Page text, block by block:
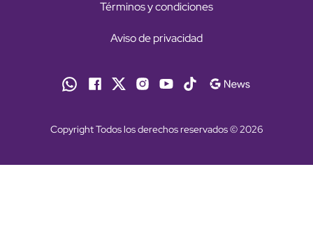
Términos y condiciones
Aviso de privacidad
Copyright Todos los derechos reservados © 2026